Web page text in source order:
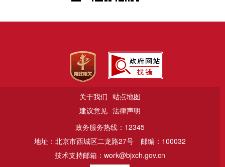
关于我们 站点地图
建议意见 法律声明
政务服务热线：12345
地址：北京市西城区二龙路27号
邮编：100032
技术支持邮箱：work@bjxch.gov.cn